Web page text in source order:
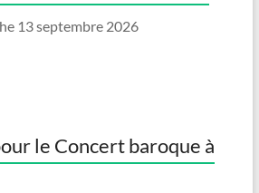
13 septembre 2026
le Concert baroque à